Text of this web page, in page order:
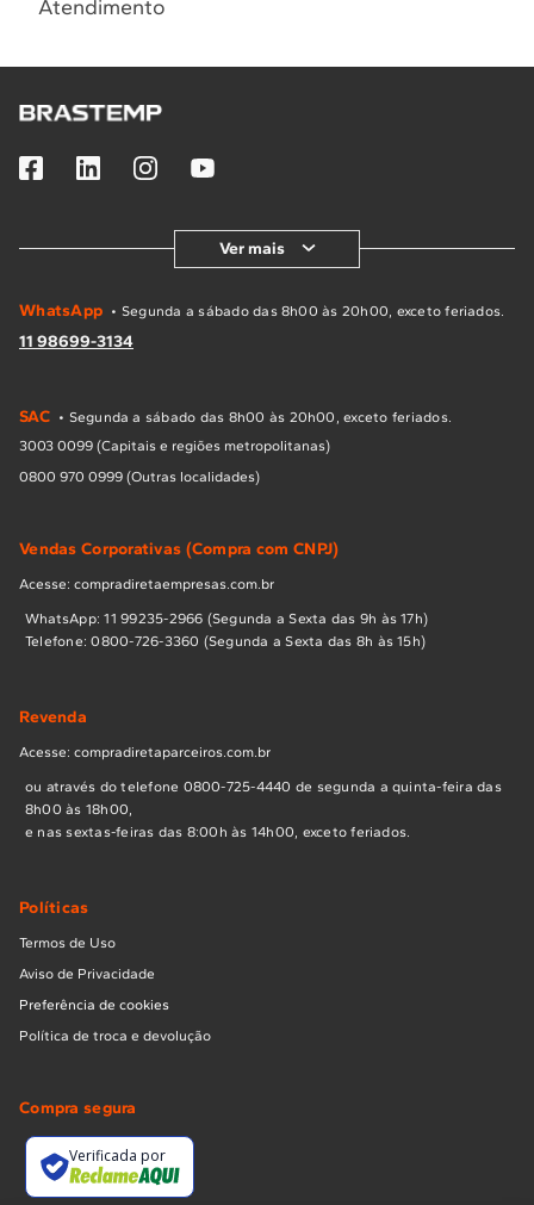
Atendimento
Ver mais
WhatsApp • Segunda a sábado das 8h00 às 20h00, exceto feriados.
11 98699-3134
SAC • Segunda a sábado das 8h00 às 20h00, exceto feriados.
3003 0099 (Capitais e regiões metropolitanas)
0800 970 0999 (Outras localidades)
Vendas Corporativas (Compra com CNPJ)
Acesse: compradiretaempresas.com.br
WhatsApp: 11 99235-2966 (Segunda a Sexta das 9h às 17h)
Telefone: 0800-726-3360 (Segunda a Sexta das 8h às 15h)
Revenda
Acesse: compradiretaparceiros.com.br
ou através do telefone 0800-725-4440 de segunda a quinta-feira das
8h00 às 18h00,
e nas sextas-feiras das 8:00h às 14h00, exceto feriados.
Políticas
Termos de Uso
Aviso de Privacidade
Preferência de cookies
Política de troca e devolução
Compra segura
Verificada por